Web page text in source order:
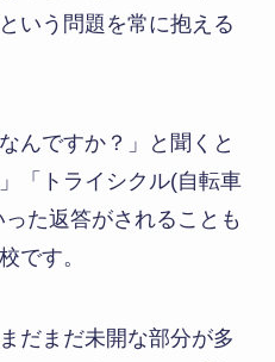
いう問題を常に抱える
んですか？」と聞くと
「トライシクル(自転車
た返答がされることも
です。
だまだ未開な部分が多